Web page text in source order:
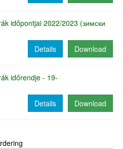
időpontjai 2022/2023 (зимски
Download
Details
időrendje - 19-
Download
Details